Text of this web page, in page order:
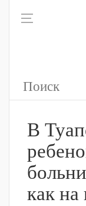
В
как